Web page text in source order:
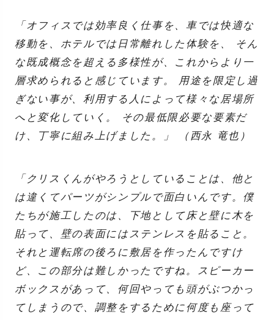
「オフィスでは効率良く仕事を、車では快適な
移動を、ホテルでは日常離れした体験を、 そん
な既成概念を超える多様性が、これからより一
層求められると感じています。 用途を限定し過
ぎない事が、利用する人によって様々な居場所
へと変化していく。 その最低限必要な要素だ
け、丁寧に組み上げました。」 （西永 竜也）
「クリスくんがやろうとしていることは、他と
は違くてパーツがシンプルで面白いんです。僕
たちが施工したのは、下地として床と壁に木を
貼って、壁の表面にはステンレスを貼ること。
それと運転席の後ろに敷居を作ったんですけ
ど、この部分は難しかったですね。スピーカー
ボックスがあって、何回やっても頭がぶつかっ
てしまうので、調整をするために何度も座って